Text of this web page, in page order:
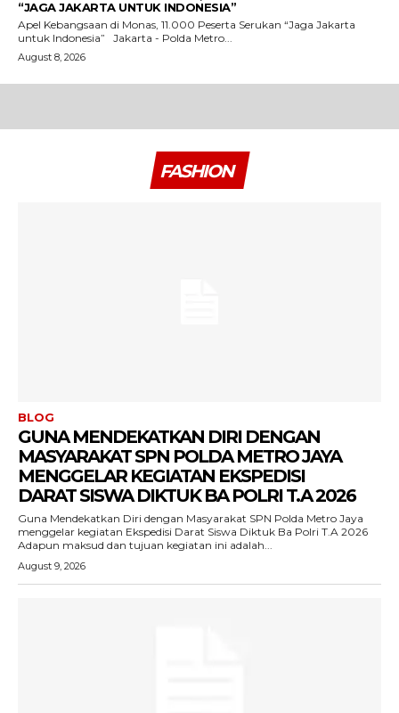
“JAGA JAKARTA UNTUK INDONESIA”
Apel Kebangsaan di Monas, 11.000 Peserta Serukan “Jaga Jakarta
untuk Indonesia” Jakarta - Polda Metro...
August 8, 2026
FASHION
BLOG
GUNA MENDEKATKAN DIRI DENGAN
MASYARAKAT SPN POLDA METRO JAYA
MENGGELAR KEGIATAN EKSPEDISI
DARAT SISWA DIKTUK BA POLRI T.A 2026
Guna Mendekatkan Diri dengan Masyarakat SPN Polda Metro Jaya
menggelar kegiatan Ekspedisi Darat Siswa Diktuk Ba Polri T.A 2026 ‎
‎Adapun maksud dan tujuan kegiatan ini adalah...
August 9, 2026